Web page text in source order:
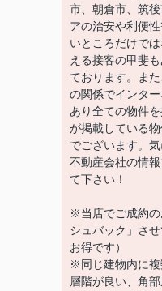
市、朝倉市、筑
アの治安や利便
いところだけで
える接客の甲斐
ております。ま
の関係でインタ
あり全ての物件
が掲載している
でございます。
不動産会社の情
て下さい！
※当店でご成約の
シュバック」さ
お得です）
※同じ建物内に
層階が良い、角